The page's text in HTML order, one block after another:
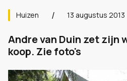
Huizen 13 augustus 2013
Andre van Duin zet zijn
koop. Zie foto's